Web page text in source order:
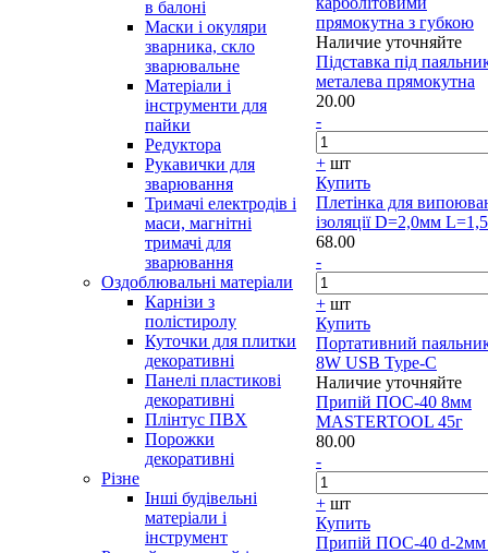
в балоні
Маски і окуляри
зварника, скло
зварювальне
Матеріали і
інструменти для
пайки
Редуктора
Рукавички для
зварювання
Тримачі електродів і
маси, магнітні
тримачі для
зварювання
Оздоблювальні матеріали
Карнізи з
полістиролу
Куточки для плитки
декоративні
Панелі пластикові
декоративні
Плінтус ПВХ
Порожки
декоративні
Різне
Інші будівельні
матеріали і
інструмент
прямокутна з губкою
Наличие уточняйте
Підставка під
металева прямокутна
20.00
-
+ шт
Купить
Плетінка для
ізоляції D=2,0мм
68.00
-
+ шт
Купить
Портативний
8W USB Type-C
Наличие уточняйте
Припій ПОС-40 8мм
MASTERTOOL 45г
80.00
-
+ шт
Купить
Припій ПОС-40 d-2мм